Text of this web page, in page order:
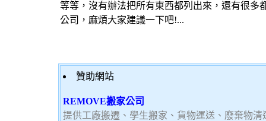
等等，沒有辦法把所有東西都列出來，還有很多
公司，麻煩大家建議一下吧!...
贊助網站
REMOVE搬家公司
提供工廠搬遷、學生搬家、貨物運送、廢棄物